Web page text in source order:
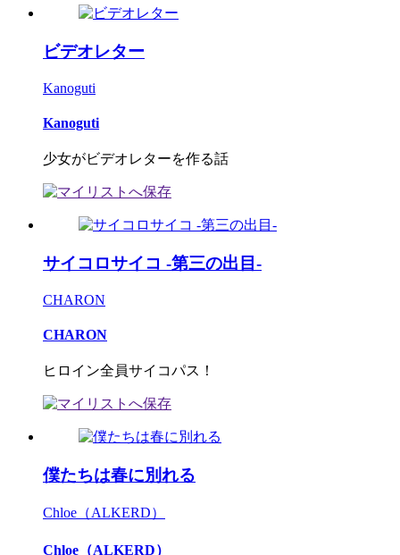
ビデオレター
Kanoguti
Kanoguti
少女がビデオレターを作る話
サイコロサイコ -第三の出目-
CHARON
CHARON
ヒロイン全員サイコパス！
僕たちは春に別れる
Chloe（ALKERD）
Chloe（ALKERD）